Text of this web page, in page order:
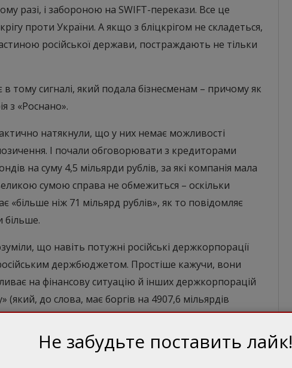
разі, і забороною на SWIFT-перекази. Все це
проти України. А якщо з бліцкрігом не складеться,
російської держави, постраждають не тільки
тому сигналі, який подала бізнесменам – причому як
з «Роснано».
натякнули, що у них немає можливості
І почали обговорювати з кредиторами
на суму 4,5 мільярди рублів, за які компанія мала
сумою справа не обмежиться – оскільки
«більше ніж 71 мільярд рублів», як то повідомляє
більше.
що навіть потужні російські держкорпорації
держбюджетом. Простіше кажучи, вони
на фінансову ситуацію й інших держкорпорацій
(який, до слова, має боргів на 4907,6 мільярдів
можливості російського режиму. Втім,
вийти на зле. Оскільки у Кремлі можуть вирішити,
Не забудьте поставить лайк!